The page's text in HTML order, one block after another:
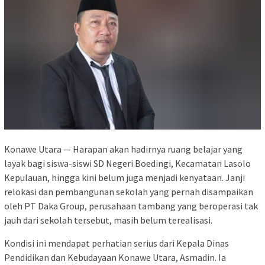
Konawe Utara — Harapan akan hadirnya ruang belajar yang
layak bagi siswa-siswi SD Negeri Boedingi, Kecamatan Lasolo
Kepulauan, hingga kini belum juga menjadi kenyataan. Janji
relokasi dan pembangunan sekolah yang pernah disampaikan
oleh PT Daka Group, perusahaan tambang yang beroperasi tak
jauh dari sekolah tersebut, masih belum terealisasi.
Kondisi ini mendapat perhatian serius dari Kepala Dinas
Pendidikan dan Kebudayaan Konawe Utara, Asmadin. Ia